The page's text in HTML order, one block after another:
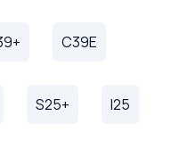
C39E
S25+ I25